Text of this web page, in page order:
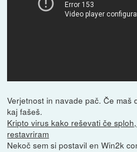
Verjetnost in navade pač. Če maš
kaj fašeš.
Kripto virus kako reševati če
restavriram
Nekoč sem si postavil en Win2k